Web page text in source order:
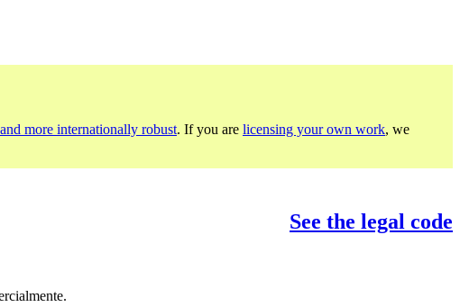
more internationally robust. If you are licensing your own work, we
See the legal code